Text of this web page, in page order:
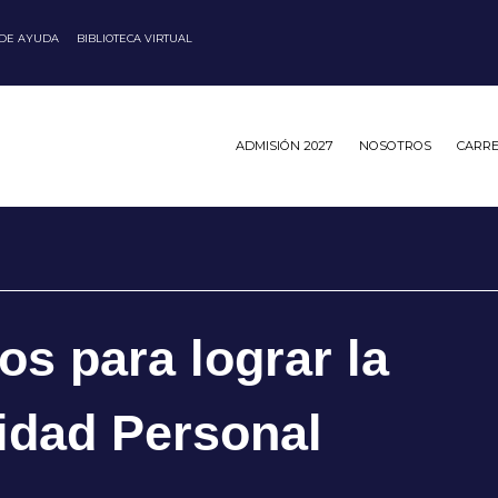
AYUDA BIBLIOTECA VIRTUAL
ADMISIÓN 2027 NOSOTROS
para lograr la
Personal